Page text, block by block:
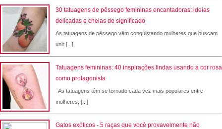
30 tatuagens de pêssego femininas encantadoras: ideias
delicadas e cheias de significado
As tatuagens de pêssego vêm conquistando mulheres que buscam
unir [...]
Tatuagens femininas: 40 inspirações lindas usando a cor rosa
como protagonista
As tatuagens têm se tornado cada vez mais populares entre
mulheres, [...]
Gatos exóticos - 5 raças que você provavelmente não